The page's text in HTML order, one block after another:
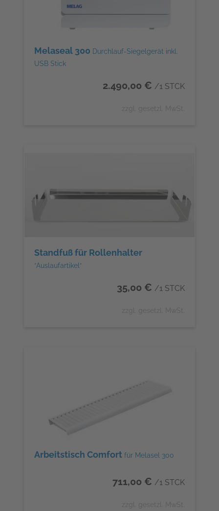
Melaseal 300 Durchlauf-Siegelgerät inkl.
USB Stick
2.490,00 € /1 STCK
zzgl. gesetzl. MwSt.
Standfuß für Rollenhalter
*Auslaufartikel*
35,00 € /1 STCK
zzgl. gesetzl. MwSt.
Arbeitstisch Comfort für Melasel 300
711,00 € /1 STCK
zzgl. gesetzl. MwSt.